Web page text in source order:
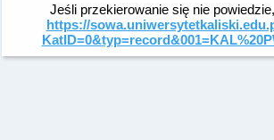
Jeśli przekierowanie się nie
https://